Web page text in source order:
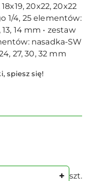
18x19, 20x22, 20x22
1/4, 25 elementów:
13, 14 mm • zestaw
nasadka-SW
24, 27, 30, 32 mm
spiesz się!
szt.